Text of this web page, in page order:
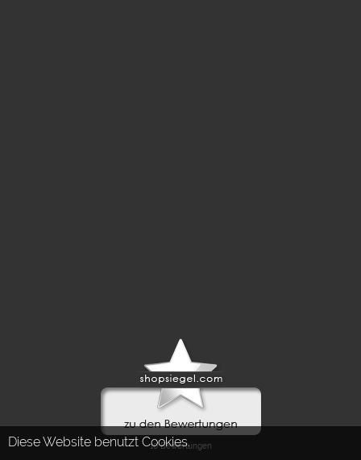
Diese Website benutzt Cookies.